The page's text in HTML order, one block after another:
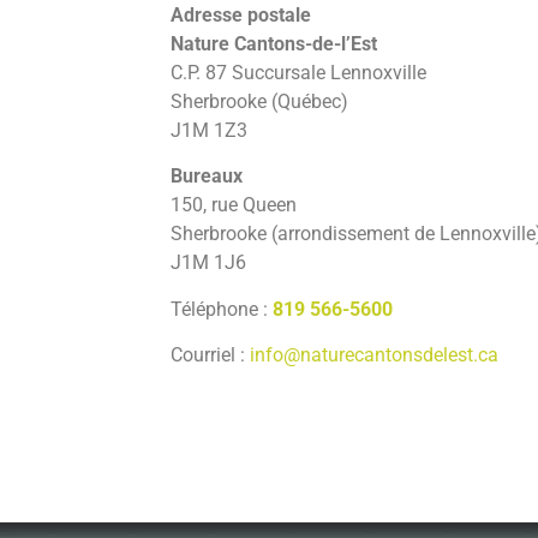
Adresse postale
Nature Cantons-de-l’Est
C.P. 87 Succursale Lennoxville
Sherbrooke (Québec)
J1M 1Z3
Bureaux
150, rue Queen
Sherbrooke (arrondissement de
J1M 1J6
Téléphone : 819 566-5600
Courriel : info@naturecantonsdelest.ca